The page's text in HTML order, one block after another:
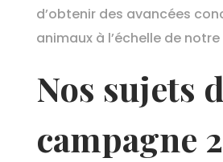
d’obtenir des avancées
animaux à l’échelle de
Nos sujets
campagne